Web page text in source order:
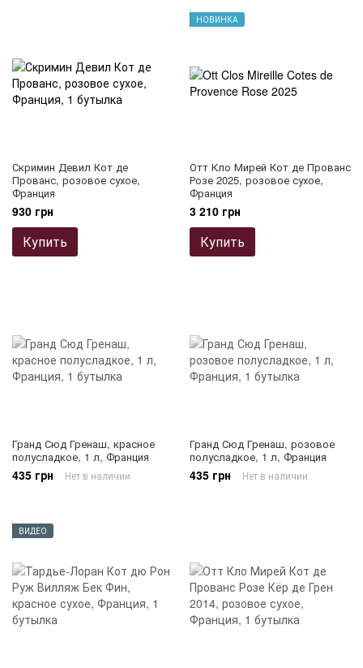
Скримин Девил Кот де
Прованс, розовое сухое,
Франция
930 грн
Купить
НОВИНКА
Отт Кло Мирей Кот де Прованс
Розе 2025, розовое сухое,
Франция
3 210 грн
Купить
Гранд Сюд Гренаш, красное
полусладкое, 1 л, Франция
435 грн Нет в наличии
Гранд Сюд Гренаш, розовое
полусладкое, 1 л, Франция
435 грн Нет в наличии
ВИДЕО